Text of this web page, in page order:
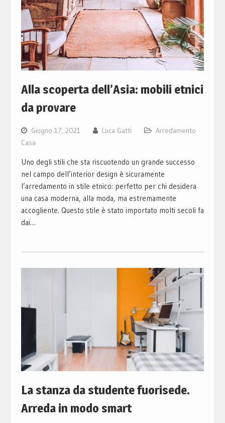
Alla scoperta dell’Asia: mobili etnici
da provare
Giugno 17, 2021 Luca Gatti
Arredamento
Casa
Uno degli stili che sta riscuotendo un grande successo
nel campo dell’interior design è sicuramente
l’arredamento in stile etnico: perfetto per chi desidera
una casa moderna, alla moda, ma estremamente
accogliente. Questo stile è stato importato molti secoli fa
dai…
La stanza da studente fuorisede.
Arreda in modo smart